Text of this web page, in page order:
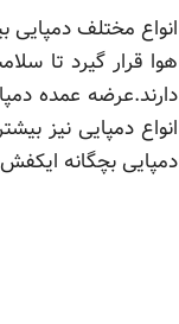
انواع مختلف
هوا قرار گیرد تا
دارند.عرضه عمده
انواع دمپایی نیز
دمپایی بچگانه